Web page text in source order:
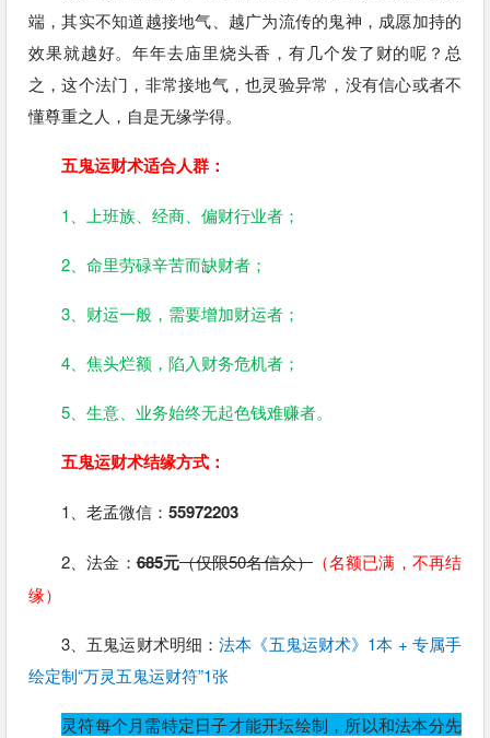
端，其实不知道越接地气、越广为流传的鬼神，成愿加持的
效果就越好。年年去庙里烧头香，有几个发了财的呢？总
之，这个法门，非常接地气，也灵验异常，没有信心或者不
懂尊重之人，自是无缘学得。
五鬼运财术适合人群：
1、上班族、经商、偏财行业者；
2、命里劳碌辛苦而缺财者；
3、财运一般，需要增加财运者；
4、焦头烂额，陷入财务危机者；
5、生意、业务始终无起色钱难赚者。
五鬼运财术结缘方式：
1、老孟微信： 55972203
2、法金：685元（仅限50名信众）（名额已满，不再结
缘）
3、五鬼运财术明细：法本《五鬼运财术》1本 + 专属手
绘定制“万灵五鬼运财符”1张
灵符每个月需特定日子才能开坛绘制，所以和法本分先